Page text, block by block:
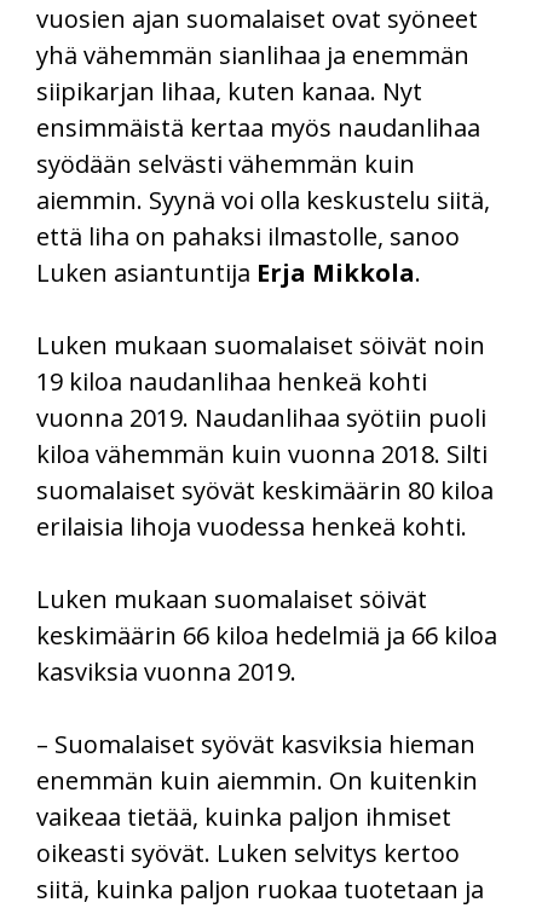
vuosien ajan suomalaiset ovat syöneet
yhä vähemmän sianlihaa ja enemmän
siipikarjan lihaa, kuten kanaa. Nyt
ensimmäistä kertaa myös naudanlihaa
syödään selvästi vähemmän kuin
aiemmin. Syynä voi olla keskustelu siitä,
että liha on pahaksi ilmastolle, sanoo
Luken asiantuntija Erja Mikkola.
Luken mukaan suomalaiset söivät noin
19 kiloa naudanlihaa henkeä kohti
vuonna 2019. Naudanlihaa syötiin puoli
kiloa vähemmän kuin vuonna 2018. Silti
suomalaiset syövät keskimäärin 80 kiloa
erilaisia lihoja vuodessa henkeä kohti.
Luken mukaan suomalaiset söivät
keskimäärin 66 kiloa hedelmiä ja 66 kiloa
kasviksia vuonna 2019.
– Suomalaiset syövät kasviksia hieman
enemmän kuin aiemmin. On kuitenkin
vaikeaa tietää, kuinka paljon ihmiset
oikeasti syövät. Luken selvitys kertoo
siitä, kuinka paljon ruokaa tuotetaan ja